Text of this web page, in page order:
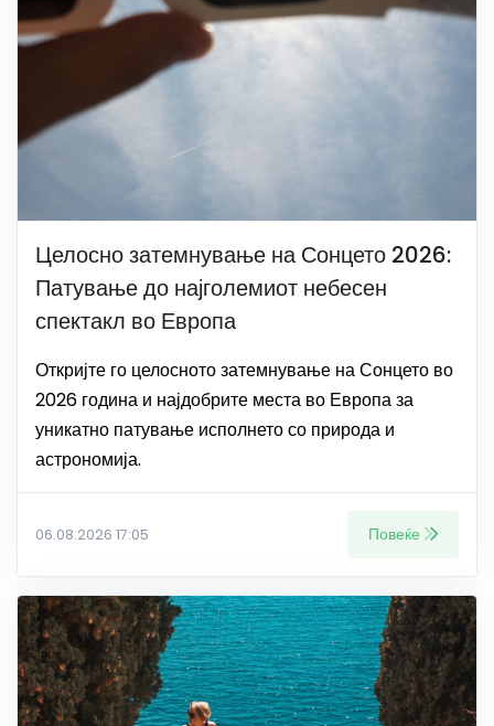
Целосно затемнување на Сонцето 2026:
Патување до најголемиот небесен
спектакл во Европа
Откријте го целосното затемнување на Сонцето во
2026 година и најдобрите места во Европа за
уникатно патување исполнето со природа и
астрономија.
06.08.2026 17:05 Повеќе